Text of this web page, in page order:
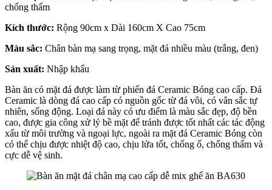
chống thấm
Kích thước: Rộng 90cm x Dài 160cm X Cao 75cm
Màu sắc: Chân bàn mạ sang trọng, mặt đá nhiều màu (trắng, đen)
Sản xuất: Nhập khẩu
Bàn ăn có mặt đá được làm từ phiến đá Ceramic Bóng cao cấp. Đá
Ceramic là dòng đá cao cấp có nguồn gốc từ đá vôi, có vân sắc tự
nhiên, sống động. Loại đá này có ưu điểm là màu sắc đẹp, độ bền
cao, được gia công xử lý bề mặt để tránh được tốt nhất các tác động
xấu từ môi trường và ngoại lực, ngoài ra mặt đá Ceramic Bóng còn
có thể chịu được nhiệt độ cao, chịu lửa tốt, chống ố, chống thấm và
cực dễ vệ sinh.